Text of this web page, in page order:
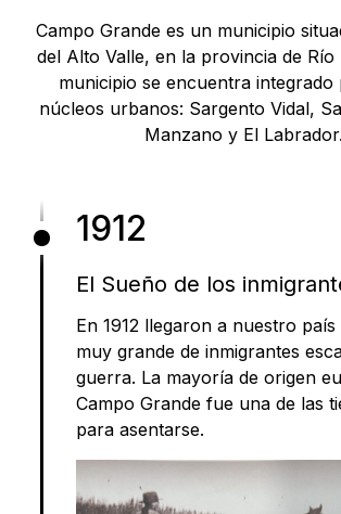
Campo Grande es un municipio
del Alto Valle, en la provincia de Río
municipio se encuentra
núcleos urbanos: Sargento Vidal,
Manzano y El Labrador.
1912
El Sueño de los
En 1912 llegaron a nuestro
muy grande de inmigrantes
guerra. La mayoría de origen
Campo Grande fue una de las
para asentarse.